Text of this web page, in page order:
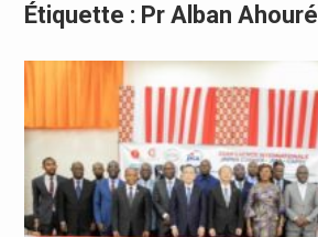
Étiquette : Pr Alban Ahouré